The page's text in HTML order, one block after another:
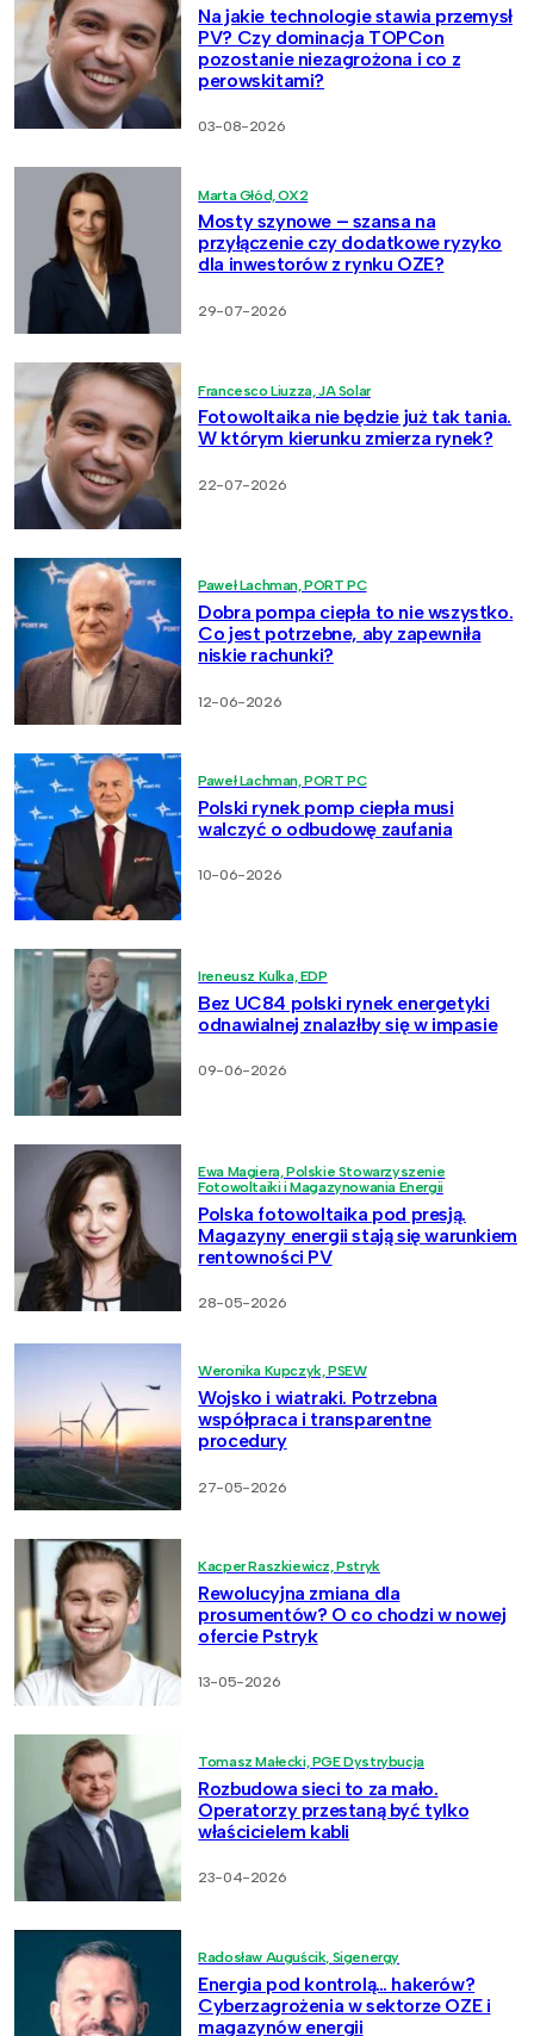
Na jakie technologie stawia przemysł
PV? Czy dominacja TOPCon
pozostanie niezagrożona i co z
perowskitami?
03-08-2026
Marta Głód, OX2
Mosty szynowe – szansa na
przyłączenie czy dodatkowe ryzyko
dla inwestorów z rynku OZE?
29-07-2026
Francesco Liuzza, JA Solar
Fotowoltaika nie będzie już tak tania.
W którym kierunku zmierza rynek?
22-07-2026
Paweł Lachman, PORT PC
Dobra pompa ciepła to nie wszystko.
Co jest potrzebne, aby zapewniła
niskie rachunki?
12-06-2026
Paweł Lachman, PORT PC
Polski rynek pomp ciepła musi
walczyć o odbudowę zaufania
10-06-2026
Ireneusz Kulka, EDP
Bez UC84 polski rynek energetyki
odnawialnej znalazłby się w impasie
09-06-2026
Ewa Magiera, Polskie Stowarzyszenie
Fotowoltaiki i Magazynowania Energii
Polska fotowoltaika pod presją.
Magazyny energii stają się warunkiem
rentowności PV
28-05-2026
Weronika Kupczyk, PSEW
Wojsko i wiatraki. Potrzebna
współpraca i transparentne
procedury
27-05-2026
Kacper Raszkiewicz, Pstryk
Rewolucyjna zmiana dla
prosumentów? O co chodzi w nowej
ofercie Pstryk
13-05-2026
Tomasz Małecki, PGE Dystrybucja
Rozbudowa sieci to za mało.
Operatorzy przestaną być tylko
właścicielem kabli
23-04-2026
Radosław Auguścik, Sigenergy
Energia pod kontrolą… hakerów?
Cyberzagrożenia w sektorze OZE i
magazynów energii